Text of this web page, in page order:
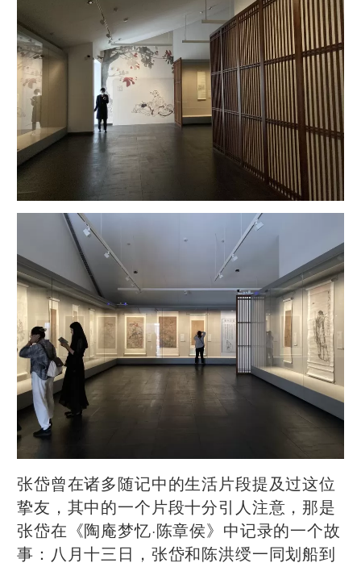
张岱曾在诸多随记中的生活片段提及过这位
挚友，其中的一个片段十分引人注意，那是
张岱在《陶庵梦忆·陈章侯》中记录的一个故
事：八月十三日，张岱和陈洪绶一同划船到